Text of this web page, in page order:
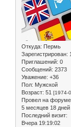
Откуда: Пермь
Зарегистрирован:
Приглашений: 0
Сообщений: 2373
Уважение: +36
Пол: Мужской
Возраст: 51 [1974-
Провел на
5 месяцев 18 дней
Последний визит:
Вчера 19:19:02